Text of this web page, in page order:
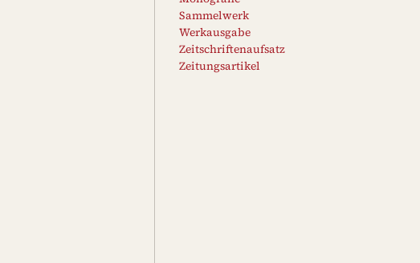
Sammelwerk
Werkausgabe
Zeitschriftenaufsatz
Zeitungsartikel